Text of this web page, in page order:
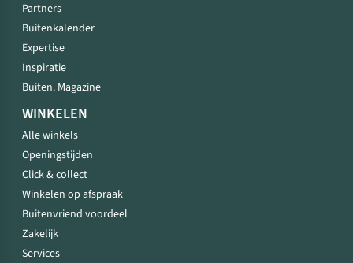
Partners
Buitenkalender
Expertise
Inspiratie
Buiten. Magazine
WINKELEN
Alle winkels
Openingstijden
Click & collect
Winkelen op afspraak
Buitenvriend voordeel
Zakelijk
Services